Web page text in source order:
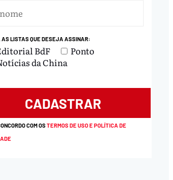
AS LISTAS QUE DESEJA ASSINAR:
BdF
Ponto
da China
COM OSTERMOS DE USO E POLÍTICA DE